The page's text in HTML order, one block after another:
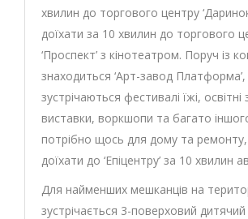
хвилин до торгового центру
доїхати за 10 хвилин до торгового
‘Проспект’ з кінотеатром. Поруч із
знаходиться ‘Арт-завод
зустрічаються фестивалі їжі, освітні
виставки, воркшопи та багато
потрібно щось для дому та
доїхати до ‘Епіцентру’ за 10 хвилин
Для найменших мешканців на
зустрічається 3-поверховий